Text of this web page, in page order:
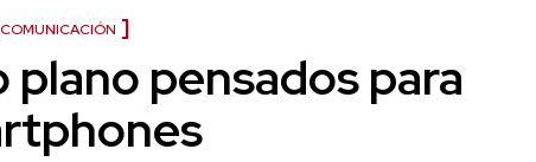
COMUNICACIÓN
pensados para